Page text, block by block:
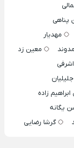
پناهی
مهدیار
معین زد
زاده
یگانه
گرشا رضایی